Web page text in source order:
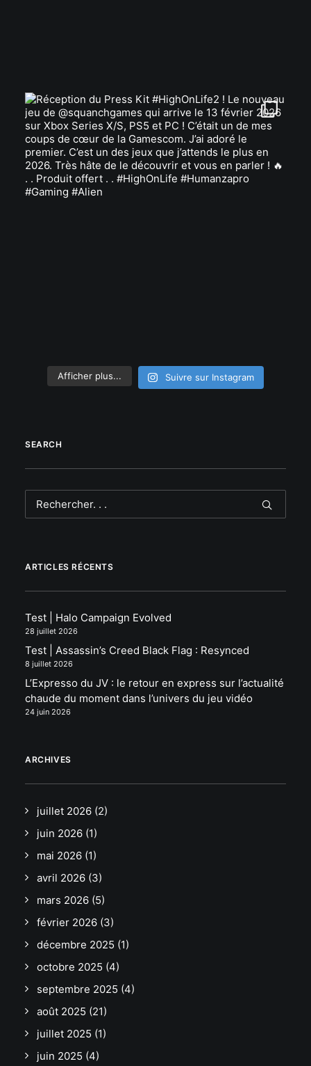
Afficher plus... Suivre sur Instagram
SEARCH
ARTICLES RÉCENTS
Test | Halo Campaign Evolved
28 juillet 2026
Test | Assassin’s Creed Black Flag : Resynced
8 juillet 2026
L’Expresso du JV : le retour en express sur l’actualité
chaude du moment dans l’univers du jeu vidéo
24 juin 2026
ARCHIVES
juillet 2026 (2)
juin 2026 (1)
mai 2026 (1)
avril 2026 (3)
mars 2026 (5)
février 2026 (3)
décembre 2025 (1)
octobre 2025 (4)
septembre 2025 (4)
août 2025 (21)
juillet 2025 (1)
juin 2025 (4)